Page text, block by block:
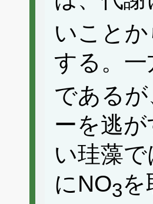
いこと
する。一
である
ーを逃
い珪藻
にNO3